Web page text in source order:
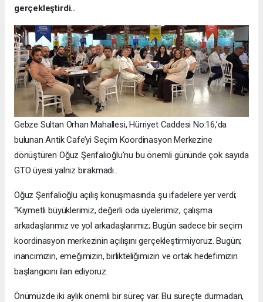
gerçekleştirdi..
Gebze Sultan Orhan Mahallesi, Hürriyet Caddesi No:16,’da
bulunan Antik Cafe’yi Seçim Koordinasyon Merkezine
dönüştüren Oğuz Şerifalioğlu’nu bu önemli gününde çok sayıda
GTO üyesi yalnız bırakmadı..
Oğuz Şerifalioğlu açılış konuşmasında şu ifadelere yer verdi;
“Kıymetli büyüklerimiz, değerli oda üyelerimiz, çalışma
arkadaşlarımız ve yol arkadaşlarımız; Bugün sadece bir seçim
koordinasyon merkezinin açılışını gerçekleştirmiyoruz. Bugün;
inancımızın, emeğimizin, birlikteliğimizin ve ortak hedefimizin
başlangıcını ilan ediyoruz.
Önümüzde iki aylık önemli bir süreç var. Bu süreçte durmadan,